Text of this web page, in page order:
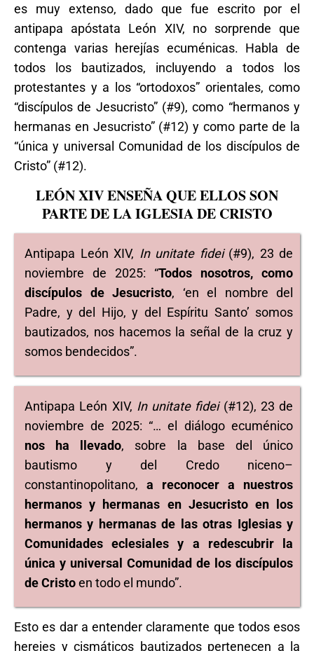
es muy extenso, dado que fue escrito por el
antipapa apóstata León XIV, no sorprende que
contenga varias herejías ecuménicas. Habla de
todos los bautizados, incluyendo a todos los
protestantes y a los “ortodoxos” orientales, como
“discípulos de Jesucristo” (#9), como “hermanos y
hermanas en Jesucristo” (#12) y como parte de la
“única y universal Comunidad de los discípulos de
Cristo” (#12).
LEÓN XIV ENSEÑA QUE ELLOS SON
PARTE DE LA IGLESIA DE CRISTO
Antipapa León XIV, In unitate fidei(#9), 23 de
noviembre de 2025: “Todos nosotros, como
discípulos de Jesucristo, ‘en el nombre del
Padre, y del Hijo, y del Espíritu Santo’ somos
bautizados, nos hacemos la señal de la cruz y
somos bendecidos”.
Antipapa León XIV, In unitate fidei(#12), 23 de
noviembre de 2025: “… el diálogo ecuménico
nos ha llevado, sobre la base del único
bautismo y del Credo niceno–
constantinopolitano, a reconocer a nuestros
hermanos y hermanas en Jesucristo en los
hermanos y hermanas de las otras Iglesias y
Comunidades eclesiales y a redescubrir la
única y universal Comunidad de los discípulos
de Cristoen todo el mundo”.
Esto es dar a entender claramente que todos esos
herejes y cismáticos bautizados pertenecen a la